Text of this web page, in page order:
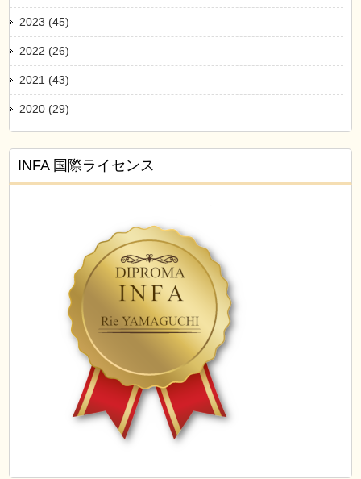
2023 (45)
2022 (26)
2021 (43)
2020 (29)
INFA 国際ライセンス